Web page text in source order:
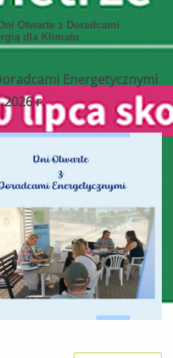
Otwarte z Doradcami
dla Klimatu
Energetycznymi
2026 r.